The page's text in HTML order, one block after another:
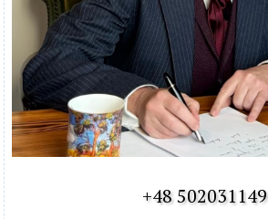
+48 502031149